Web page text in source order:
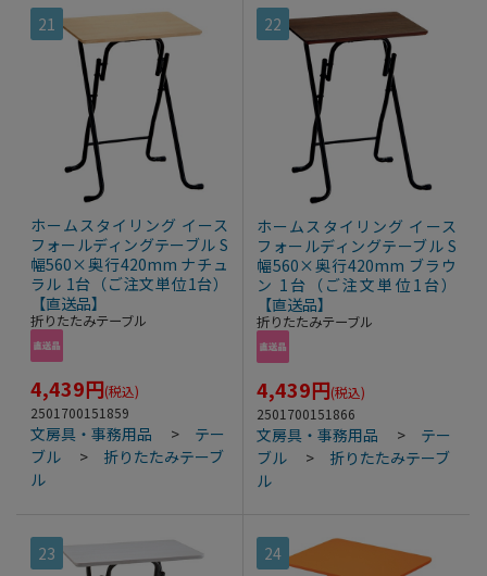
21
ホームスタイリング イース
フォールディングテーブル S
幅560×奥行420mm ナチュ
ラル 1台（ご注文単位1台）
【直送品】
折りたたみテーブル
4,439円(税込)
2501700151859
文房具・事務用品 > テー
ブル
> 折りたたみテーブ
ル
22
ホームスタイリング イース
フォールディングテーブル S
幅560×奥行420mm ブラウ
ン 1台（ご注文単位1台）
【直送品】
折りたたみテーブル
4,439円(税込)
2501700151866
文房具・事務用品 > テー
ブル
> 折りたたみテーブ
ル
23 24